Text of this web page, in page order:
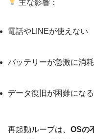
主な影響：
電話やLINEが使えない
バッテリーが急激に消耗
データ復旧が困難になる
再起動ループは、 OSの